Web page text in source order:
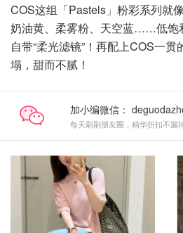
COS这组「Pastels」粉彩系列就
奶油黄、柔雾粉、天空蓝……低饱
自带“柔光滤镜”！再配上COS一
塌，甜而不腻！
加小编微信：
每天刷刷朋友圈，精华折扣不漏